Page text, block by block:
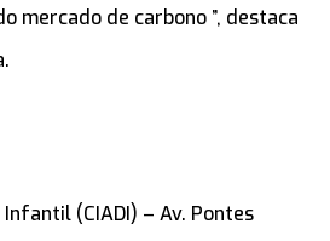
mercado de carbono ”, destaca
(CIADI) – Av. Pontes